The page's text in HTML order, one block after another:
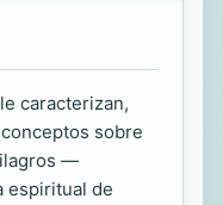
caracterizan,
sobre
—
espiritual de